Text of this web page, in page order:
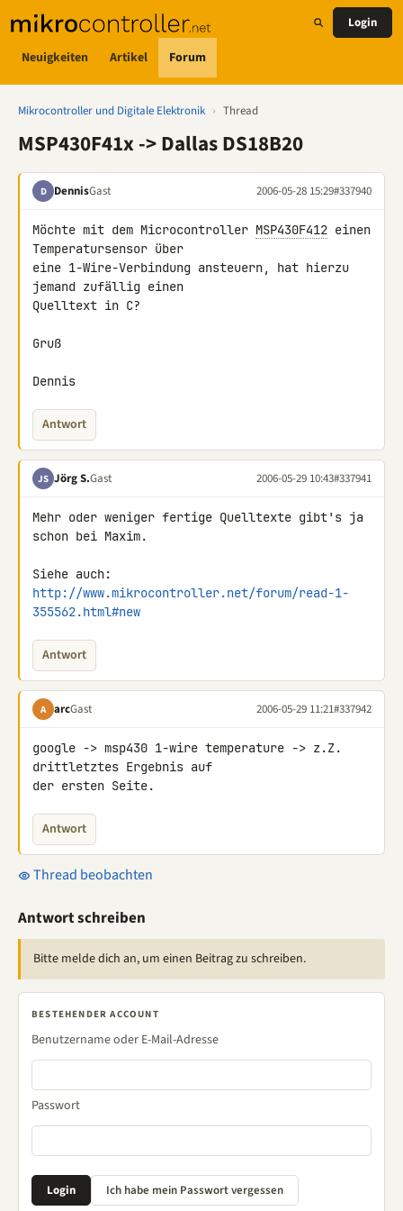
Neuigkeiten Artikel Forum
Login
Mikrocontroller und Digitale Elektronik › Thread
MSP430F41x -> Dallas DS18B20
D DennisGast 2006-05-28 15:29#337940
Möchte mit dem Microcontroller MSP430F412 einen
Temperatursensor über
eine 1-Wire-Verbindung ansteuern, hat hierzu
jemand zufällig einen
Quelltext in C?
Gruß
Dennis
Antwort
JS Jörg S.Gast 2006-05-29 10:43#337941
Mehr oder weniger fertige Quelltexte gibt's ja
schon bei Maxim.
http://www.mikrocontroller.net/forum/read-1-
355562.html#new
Antwort
A arcGast 2006-05-29 11:21#337942
google -> msp430 1-wire temperature -> z.Z.
drittletztes Ergebnis auf
der ersten Seite.
Antwort
Thread beobachten
Antwort schreiben
Bitte melde dich an, um einen Beitrag zu schreiben.
BESTEHENDER ACCOUNT
Benutzername oder E-Mail-Adresse
Passwort